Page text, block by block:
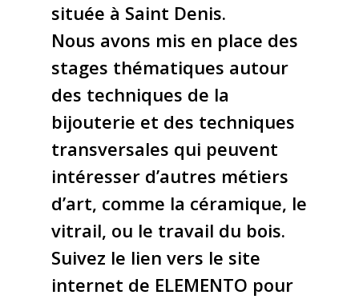
située à Saint Denis.
Nous avons mis en place des
stages thématiques autour
des techniques de la
bijouterie et des techniques
transversales qui peuvent
intéresser d’autres métiers
d’art, comme la céramique, le
vitrail, ou le travail du bois.
Suivez le lien vers le site
internet de ELEMENTO pour